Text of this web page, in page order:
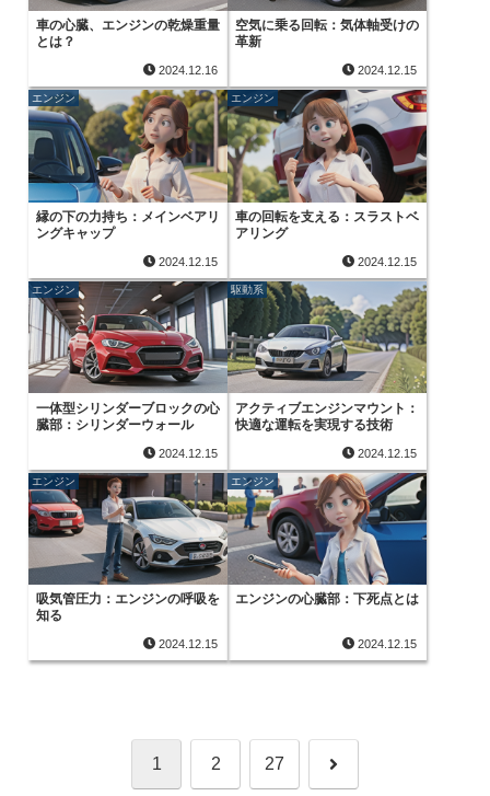
車の心臓、エンジンの乾燥重量
とは？
2024.12.16
空気に乗る回転：気体軸受けの
革新
2024.12.15
エンジン
縁の下の力持ち：メインベアリ
ングキャップ
2024.12.15
エンジン
車の回転を支える：スラストベ
アリング
2024.12.15
エンジン
一体型シリンダーブロックの心
臓部：シリンダーウォール
2024.12.15
駆動系
アクティブエンジンマウント：
快適な運転を実現する技術
2024.12.15
エンジン
吸気管圧力：エンジンの呼吸を
知る
2024.12.15
エンジン
エンジンの心臓部：下死点とは
2024.12.15
1 2 27 次